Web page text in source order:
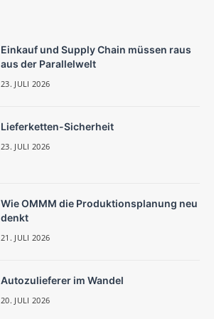
Einkauf und Supply Chain müssen raus
aus der Parallelwelt
23. JULI 2026
Lieferketten-Sicherheit
23. JULI 2026
Wie OMMM die Produktionsplanung neu
denkt
21. JULI 2026
Autozulieferer im Wandel
20. JULI 2026